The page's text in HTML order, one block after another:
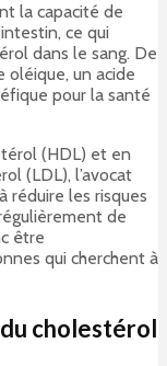
la capacité de
ce qui
dans le sang. De
oléique, un acide
pour la santé
(HDL) et en
(LDL), l’avocat
réduire les risques
de
être
qui cherchent à
cholestérol